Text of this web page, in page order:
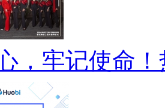
，牢记使命！